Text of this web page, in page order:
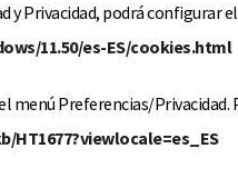
y Privacidad, podrá configurar
11.50/es-ES/cookies.html
menú Preferencias/Privacidad.